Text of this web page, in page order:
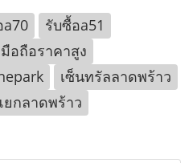
รับซื้อa51
อถือราคาสูง
เซ็นทรัลลาดพร้าว
กลาดพร้าว